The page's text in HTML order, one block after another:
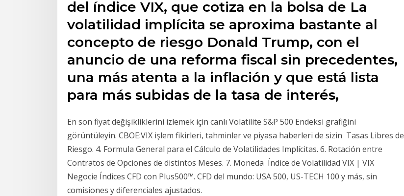
del índice VIX, que cotiza en la bolsa de La
volatilidad implícita se aproxima bastante al
concepto de riesgo Donald Trump, con el
anuncio de una reforma fiscal sin precedentes,
una más atenta a la inflación y que está lista
para más subidas de la tasa de interés,
En son fiyat değişikliklerini izlemek için canlı Volatilite S&P 500 Endeksi grafiğini
görüntüleyin. CBOE:VIX işlem fikirleri, tahminler ve piyasa haberleri de sizin Tasas Libres de
Riesgo. 4. Formula General para el Cálculo de Volatilidades Implícitas. 6. Rotación entre
Contratos de Opciones de distintos Meses. 7. Moneda Índice de Volatilidad VIX | VIX
Negocie Índices CFD con Plus500™. CFD del mundo: USA 500, US-TECH 100 y más, sin
comisiones y diferenciales ajustados.